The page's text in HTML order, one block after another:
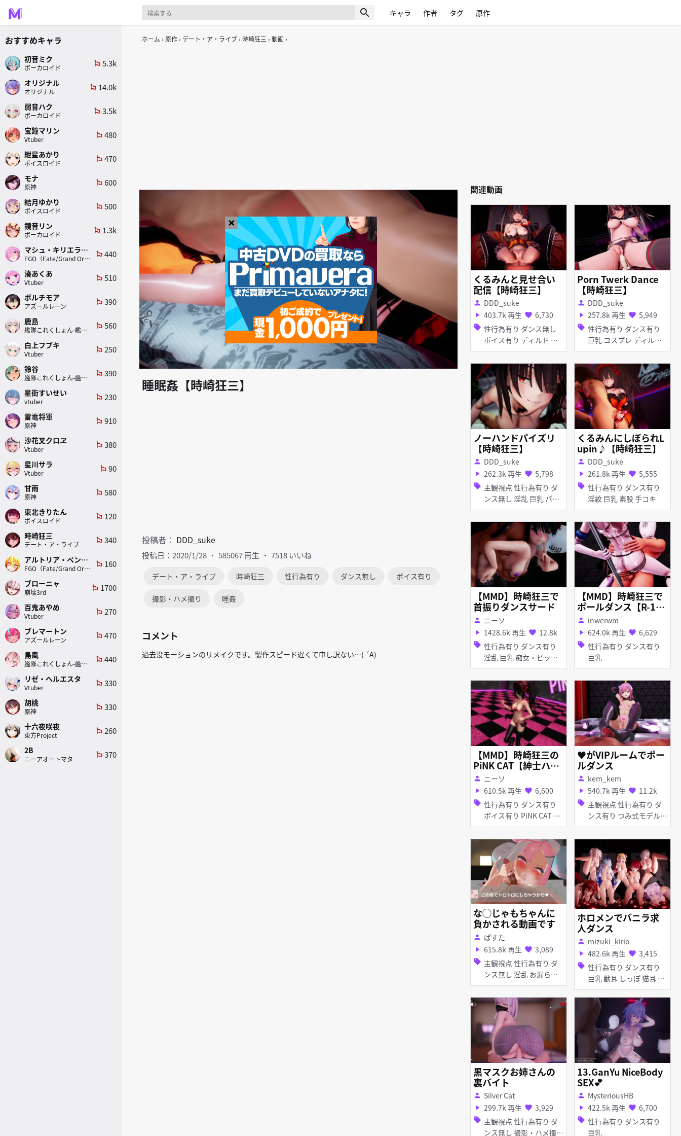
search キャラ 作者 タグ 原作
ホーム 原作 デート・ア・ライブ 時崎狂三 動画
play_arrow
×
睡眠姦【時崎狂三】
投稿者： DDD_suke
投稿日：2020/1/28 585067 再生 7518 いいね
デート・ア・ライブ 時崎狂三 性行為有り ダンス無し ボイス有り
撮影・ハメ撮り 睡姦
コメント
過去没モーションのリメイクです。製作スピード遅くて申し訳ない…( ´A)
関連動画
くるみんと見せ合い
配信【時崎狂三】
person DDD_suke
play_arrow 403.7k 再生 favorite 6,730
sell 性行為有り ダンス無し
ボイス有り ディルド オ
ナニー お漏らし・潮吹き
生放送
Porn Twerk Dance
【時崎狂三】
person DDD_suke
play_arrow 257.8k 再生 favorite 5,949
sell 性行為有り ダンス有り
巨乳 コスプレ ディルド
脱衣
ノーハンドパイズリ
【時崎狂三】
person DDD_suke
play_arrow 262.3k 再生 favorite 5,798
sell 主観視点 性行為有り ダ
ンス無し 淫乱 巨乳 パイ
ズリ 女性上位 イチャラ
ブ・あまあま
くるみんにしぼられL
upin♪【時崎狂三】
person DDD_suke
play_arrow 261.8k 再生 favorite 5,555
sell 性行為有り ダンス有り
淫紋 巨乳 素股 手コキ
【MMD】時崎狂三で
首振りダンスサード
person ニーソ
play_arrow 1428.6k 再生 favorite 12.8k
sell 性行為有り ダンス有り
淫乱 巨乳 痴女・ビッチ
マイクロ水着 オナニー
素股 手コキ
【MMD】時崎狂三で
ポールダンス【R-1
8】
person inwerwm
play_arrow 624.0k 再生 favorite 6,629
sell 性行為有り ダンス有り
巨乳
【MMD】時崎狂三の
PiNK CAT【紳士ハン
ド】
person ニーソ
play_arrow 610.5k 再生 favorite 6,600
sell 性行為有り ダンス有り
ボイス有り PiNK CAT マ
イクロ水着 紳士ハンド
♥がVIPルームでポー
ルダンス
person kem_kem
play_arrow 540.7k 再生 favorite 11.2k
sell 主観視点 性行為有り ダ
ンス有り つみ式モデル
淫乱 ピアス・装飾品 足
コキ 手コキ パイズリ 女
性上位
な◯じゃもちゃんに
負かされる動画です
person ぱすた
play_arrow 615.8k 再生 favorite 3,089
sell 主観視点 性行為有り ダ
ンス無し 淫乱 お漏ら
し・潮吹き ディープスロ
ート 手コキ フェラ 女性
上位
ホロメンでバニラ求
人ダンス
person mizuki_kirio
play_arrow 482.6k 再生 favorite 3,415
sell 性行為有り ダンス有り
巨乳 獣耳 しっぽ 猫耳 ア
ヘ顔 拘束 紳士ハンド 素
股 ホロライブ
黒マスクお姉さんの
裏バイト
person Silver Cat
play_arrow 299.7k 再生 favorite 3,929
sell 主観視点 性行為有り ダ
ンス無し 撮影・ハメ撮り
13.GanYu NiceBody
SEX💕
person MysteriousHB
play_arrow 422.5k 再生 favorite 6,700
sell 性行為有り ダンス有り
巨乳
おすすめキャラ
初音ミク
ボーカロイド
emoji_flags 5.3k
オリジナル
オリジナル
emoji_flags 14.0k
弱音ハク
ボーカロイド
emoji_flags 3.5k
宝鐘マリン
Vtuber
emoji_flags 480
紲星あかり
ボイスロイド
emoji_flags 470
モナ
原神
emoji_flags 600
結月ゆかり
ボイスロイド
emoji_flags 500
鏡音リン
ボーカロイド
emoji_flags 1.3k
マシュ・キリエライト
FGO（Fate/Grand Order）
emoji_flags 440
湊あくあ
Vtuber
emoji_flags 510
ボルチモア
アズールレーン
emoji_flags 390
鹿島
艦隊これくしょん-艦これ-
emoji_flags 560
白上フブキ
Vtuber
emoji_flags 250
鈴谷
艦隊これくしょん-艦これ-
emoji_flags 390
星街すいせい
vtuber
emoji_flags 230
雷電将軍
原神
emoji_flags 910
沙花叉クロヱ
Vtuber
emoji_flags 380
星川サラ
Vtuber
emoji_flags 90
甘雨
原神
emoji_flags 580
東北きりたん
ボイスロイド
emoji_flags 120
時崎狂三
デート・ア・ライブ
emoji_flags 340
アルトリア・ペンドラゴン(ランサー)
FGO（Fate/Grand Order）
emoji_flags 160
ブローニャ
崩壊3rd
emoji_flags 1700
百鬼あやめ
Vtuber
emoji_flags 270
ブレマートン
アズールレーン
emoji_flags 470
島風
艦隊これくしょん-艦これ-
emoji_flags 440
リゼ・ヘルエスタ
Vtuber
emoji_flags 330
胡桃
原神
emoji_flags 330
十六夜咲夜
東方Project
emoji_flags 260
2B
ニーアオートマタ
emoji_flags 370